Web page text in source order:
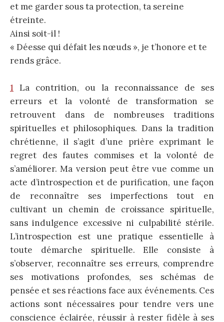
et me garder sous ta protection, ta sereine
étreinte.
Ainsi soit-il !
« Déesse qui défait les nœuds », je t’honore et te
rends grâce.
1 La contrition, ou la reconnaissance de ses
erreurs et la volonté de transformation se
retrouvent dans de nombreuses traditions
spirituelles et philosophiques. Dans la tradition
chrétienne, il s’agit d’une prière exprimant le
regret des fautes commises et la volonté de
s’améliorer. Ma version peut être vue comme un
acte d’introspection et de purification, une façon
de reconnaître ses imperfections tout en
cultivant un chemin de croissance spirituelle,
sans indulgence excessive ni culpabilité stérile.
L’introspection est une pratique essentielle à
toute démarche spirituelle. Elle consiste à
s’observer, reconnaître ses erreurs, comprendre
ses motivations profondes, ses schémas de
pensée et ses réactions face aux événements. Ces
actions sont nécessaires pour tendre vers une
conscience éclairée, réussir à rester fidèle à ses